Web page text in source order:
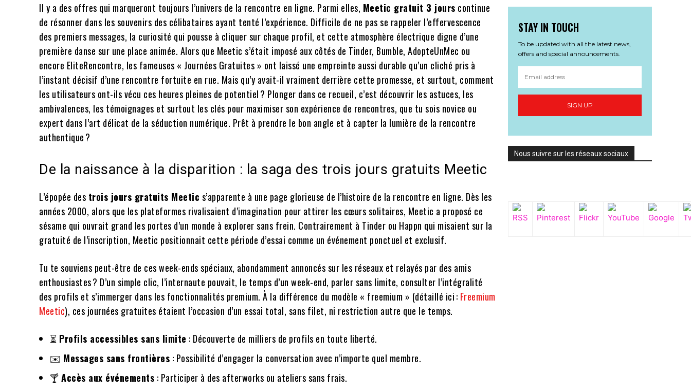
Il y a des offres qui marqueront toujours l’univers de la rencontre en ligne. Parmi elles, Meetic gratuit 3 jours continue
de résonner dans les souvenirs des célibataires ayant tenté l’expérience. Difficile de ne pas se rappeler l’effervescence
des premiers messages, la curiosité qui pousse à cliquer sur chaque profil, et cette atmosphère électrique digne d’une
première danse sur une place animée. Alors que Meetic s’était imposé aux côtés de Tinder, Bumble, AdopteUnMec ou
encore EliteRencontre, les fameuses « Journées Gratuites » ont laissé une empreinte aussi durable qu’un cliché pris à
l’instant décisif d’une rencontre fortuite en rue. Mais qu’y avait-il vraiment derrière cette promesse, et surtout, comment
les utilisateurs ont-ils vécu ces heures pleines de potentiel ? Plonger dans ce recueil, c’est découvrir les astuces, les
ambivalences, les témoignages et surtout les clés pour maximiser son expérience de rencontres, que tu sois novice ou
expert dans l’art délicat de la séduction numérique. Prêt à prendre le bon angle et à capter la lumière de la rencontre
authentique ?
De la naissance à la disparition : la saga des trois jours gratuits Meetic
L’épopée des trois jours gratuits Meetic s’apparente à une page glorieuse de l’histoire de la rencontre en ligne. Dès les
années 2000, alors que les plateformes rivalisaient d’imagination pour attirer les cœurs solitaires, Meetic a proposé ce
sésame qui ouvrait grand les portes d’un monde à explorer sans frein. Contrairement à Tinder ou Happn qui misaient sur la
gratuité de l’inscription, Meetic positionnait cette période d’essai comme un événement ponctuel et exclusif.
Tu te souviens peut-être de ces week-ends spéciaux, abondamment annoncés sur les réseaux et relayés par des amis
enthousiastes ? D’un simple clic, l’internaute pouvait, le temps d’un week-end, parler sans limite, consulter l’intégralité
des profils et s’immerger dans les fonctionnalités premium. À la différence du modèle « freemium » (détaillé ici : Freemium
Meetic), ces journées gratuites étaient l’occasion d’un essai total, sans filet, ni restriction autre que le temps.
⏳ Profils accessibles sans limite : Découverte de milliers de profils en toute liberté.
✉️ Messages sans frontières : Possibilité d’engager la conversation avec n’importe quel membre.
🍸Accès aux événements : Participer à des afterworks ou ateliers sans frais.
STAY IN TOUCH
To be updated with all the latest news,
offers and special announcements.
SIGN UP
Nous suivre sur les réseaux sociaux